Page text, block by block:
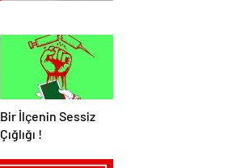
Bir İlçenin Sessiz
Çığlığı !